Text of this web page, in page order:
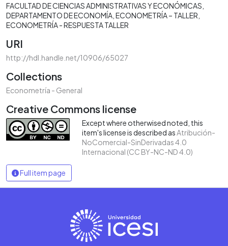
FACULTAD DE CIENCIAS ADMINISTRATIVAS Y ECONÓMICAS
DEPARTAMENTO DE ECONOMÍA ECONOMETRÍA – TALLER
ECONOMETRÍA - RESPUESTA TALLER
URI
http://hdl.handle.net/10906/65027
Collections
Econometría - General
Creative Commons license
Except where otherwised noted, this
item's license is described asAtribución-
NoComercial-SinDerivadas 4.0
Internacional (CC BY-NC-ND 4.0)
Full item page